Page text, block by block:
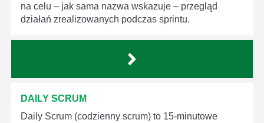
na celu – jak sama nazwa wskazuje – przegląd
działań zrealizowanych podczas sprintu.
DAILY SCRUM
Daily Scrum (codzienny scrum) to 15-minutowe